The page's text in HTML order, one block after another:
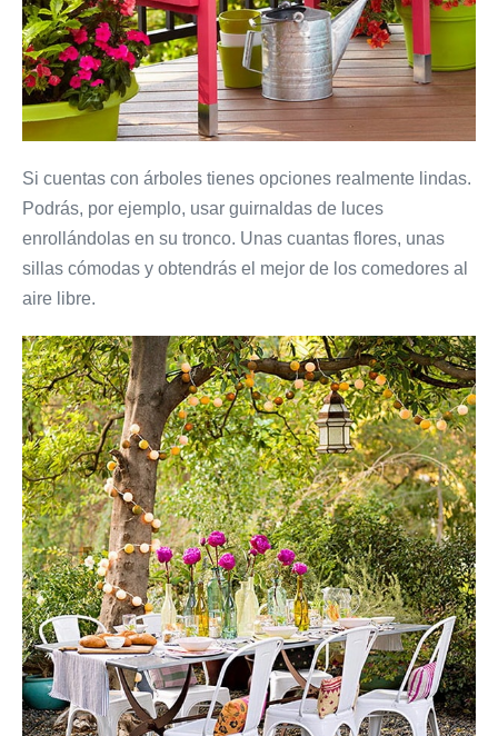
Si cuentas con árboles tienes opciones realmente lindas.
Podrás, por ejemplo, usar guirnaldas de luces
enrollándolas en su tronco. Unas cuantas flores, unas
sillas cómodas y obtendrás el mejor de los comedores al
aire libre.